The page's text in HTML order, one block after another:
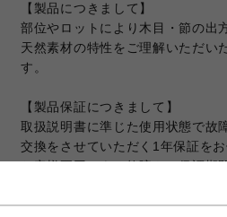
【製品につきまして】
部位やロットにより木目・節の出
天然素材の特性をご理解いただい
す。
【製品保証につきまして】
取扱説明書に準じた使用状態で故
交換をさせていただく1年保証をお
お客様要因による故障や、保証期